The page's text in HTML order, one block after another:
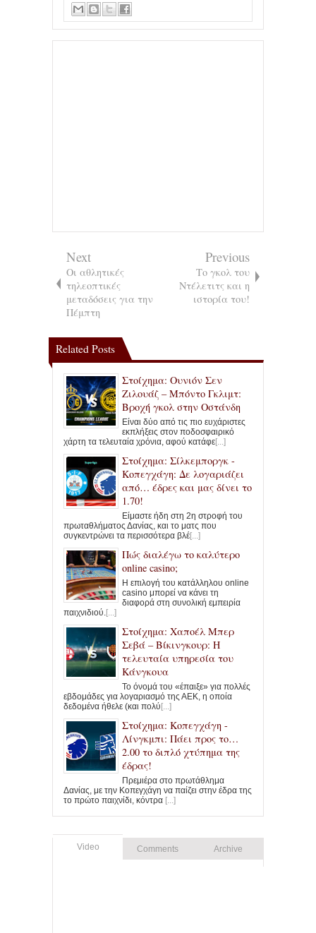
Next
Οι αθλητικές
τηλεοπτικές
μεταδόσεις για την
Πέμπτη
Previous
Το γκολ του
Ντέλετιτς και η
ιστορία του!
Related Posts
Στοίχημα: Ουνιόν Σεν
Ζιλουάζ – Μπόντο Γκλιμτ:
Βροχή γκολ στην Οστάνδη
Είναι δύο από τις πιο ευχάριστες
εκπλήξεις στον ποδοσφαιρικό
χάρτη τα τελευταία χρόνια, αφού κατάφε[...]
Στοίχημα: Σίλκεμποργκ -
Κοπεγχάγη: Δε λογαριάζει
από… έδρες και μας δίνει το
1.70!
Είμαστε ήδη στη 2η στροφή του
πρωταθλήματος Δανίας, και το ματς που
συγκεντρώνει τα περισσότερα βλέ[...]
Πώς διαλέγω το καλύτερο
online casino;
Η επιλογή του κατάλληλου online
casino μπορεί να κάνει τη
διαφορά στη συνολική εμπειρία
παιχνιδιού.[...]
Στοίχημα: Χαποέλ Μπερ
Σεβά – Βίκινγκουρ: Η
τελευταία υπηρεσία του
Κάνγκουα
Το όνομά του «έπαιξε» για πολλές
εβδομάδες για λογαριασμό της ΑΕΚ, η οποία
δεδομένα ήθελε (και πολύ [...]
Στοίχημα: Κοπεγχάγη -
Λίνγκμπι: Πάει προς το…
2.00 το διπλό χτύπημα της
έδρας!
Πρεμιέρα στο πρωτάθλημα
Δανίας, με την Κοπεγχάγη να παίζει στην έδρα της
το πρώτο παιχνίδι, κόντρα [...]
Video Comments Archive